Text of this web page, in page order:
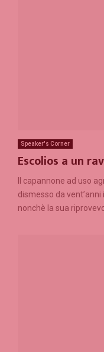
Speaker's Corner
Escolios a un
Il capannone ad uso
dismesso da
nonchè la sua